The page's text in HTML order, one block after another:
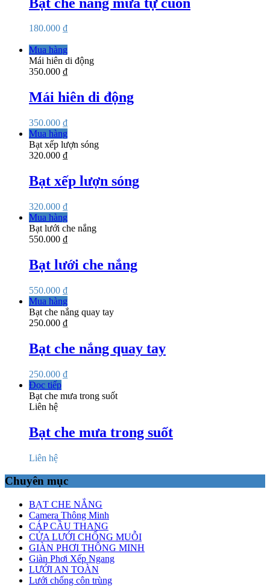
180.000 ₫
Mua hàng
Mái hiên di động
350.000 ₫
Mái hiên di động
350.000 ₫
Mua hàng
Bạt xếp lượn sóng
320.000 ₫
Bạt xếp lượn sóng
320.000 ₫
Mua hàng
Bạt lưới che nắng
550.000 ₫
Bạt lưới che nắng
550.000 ₫
Mua hàng
Bạt che nắng quay tay
250.000 ₫
Bạt che nắng quay tay
250.000 ₫
Đọc tiếp
Bạt che mưa trong suốt
Liên hệ
Bạt che mưa trong suốt
Liên hệ
Chuyên mục
BẠT CHE NẮNG
Camera Thông Minh
CÁP CẦU THANG
CỬA LƯỚI CHỐNG MUỖI
GIÀN PHƠI THÔNG MINH
Giàn Phơi Xếp Ngang
LƯỚI AN TOÀN
Lưới chống côn trùng